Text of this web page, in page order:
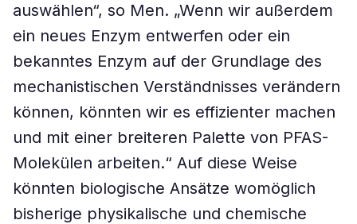
auswählen“, so Men. „Wenn wir außerdem
ein neues Enzym entwerfen oder ein
bekanntes Enzym auf der Grundlage des
mechanistischen Verständnisses verändern
können, könnten wir es effizienter machen
und mit einer breiteren Palette von PFAS-
Molekülen arbeiten.“ Auf diese Weise
könnten biologische Ansätze womöglich
bisherige physikalische und chemische